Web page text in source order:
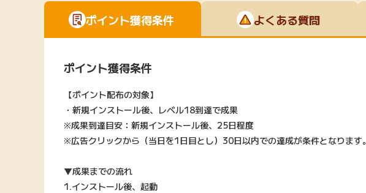
ポイント獲得条件 よくある質問
ポイント獲得条件
【ポイント配布の対象】
・新規インストール後、レベル18到達で成果
※成果到達目安：新規インストール後、25日程度
※広告クリックから（当日を1日目とし）30日以内での達成が条件となります。
▼成果までの流れ
1.インストール後、起動